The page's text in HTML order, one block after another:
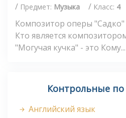
/ Предмет: Музыка / Класс: 4
Композитор оперы "Садко"
Кто является
"Могучая кучка" - это Кому...
Контрольные
Английский язык